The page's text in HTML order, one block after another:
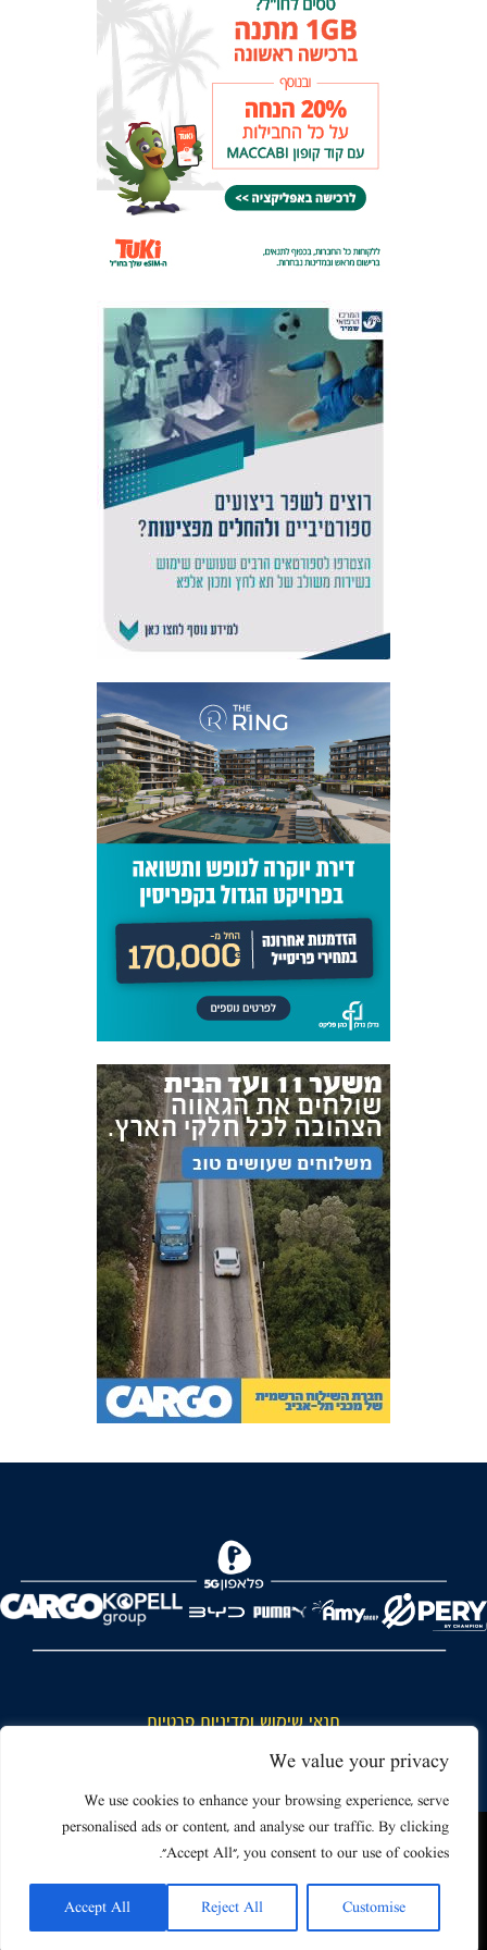
We value your privacy
We use cookies to enhance your browsing experience, serve
personalised ads or content, and analyse our traffic. By clicking
"Accept All", you consent to our use of cookies.
Customise
Reject All
Accept All
תנאי שימוש ומדיניות פרטיות
כללי כניסה והתנהגות באצטדיון ותנאי שימוש בכרטיסים
דרושים
צור קשר
Powered by
האתר שאתה גולש בו עשוי להשתמש בעוגיות (קוקיז) ובטכנולוגיות דומות.
על ידי כניסה לאתר אתה מאשר את תנאי השימוש הכוללים שימוש בעוגיות
(קוקיז).
אישור